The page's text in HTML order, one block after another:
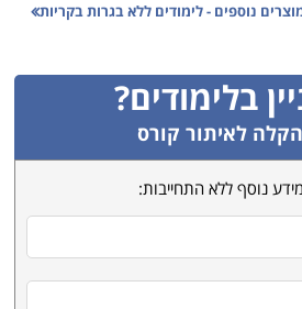
נוספים - לימודים ללא בגרות בקריות
בלימודים?
לאיתור קורס
נוסף ללא התחייבות: